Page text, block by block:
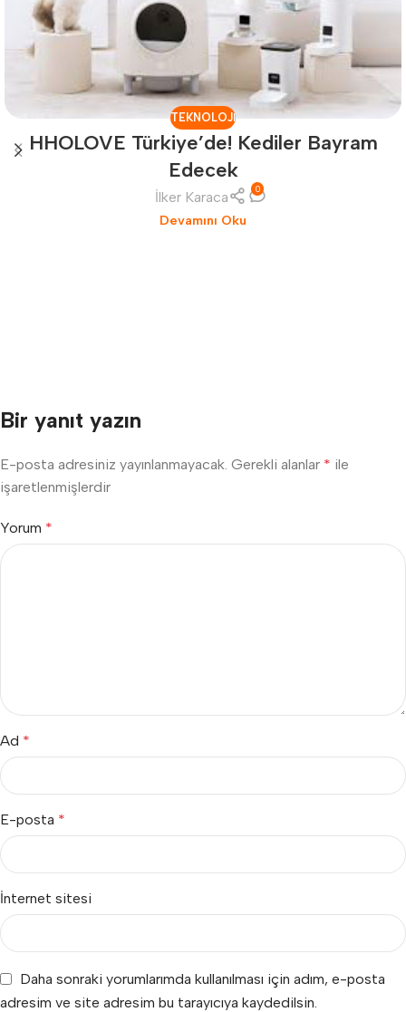
TEKNOLOJI
HHOLOVE Türkiye’de! Kediler Bayram
Edecek
İlker Karaca 0
Devamını Oku
Bir yanıt yazın
E-posta adresiniz yayınlanmayacak. Gerekli alanlar * ile
işaretlenmişlerdir
Yorum *
Ad *
E-posta *
İnternet sitesi
Daha sonraki yorumlarımda kullanılması için adım, e-posta
adresim ve site adresim bu tarayıcıya kaydedilsin.